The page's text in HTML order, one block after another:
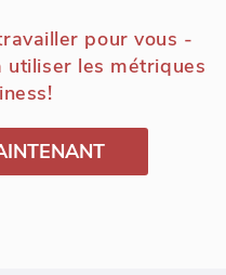
pour vous -
utiliser les métriques